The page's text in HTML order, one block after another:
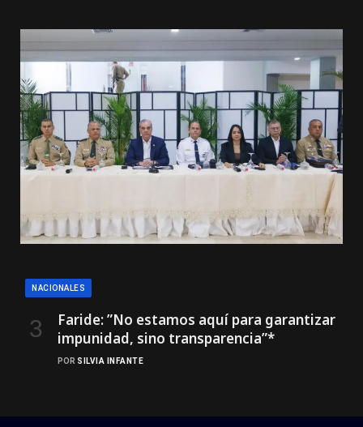
NACIONALES
Faride: ”No estamos aquí para garantizar
impunidad, sino transparencia”*
POR SILVIA INFANTE